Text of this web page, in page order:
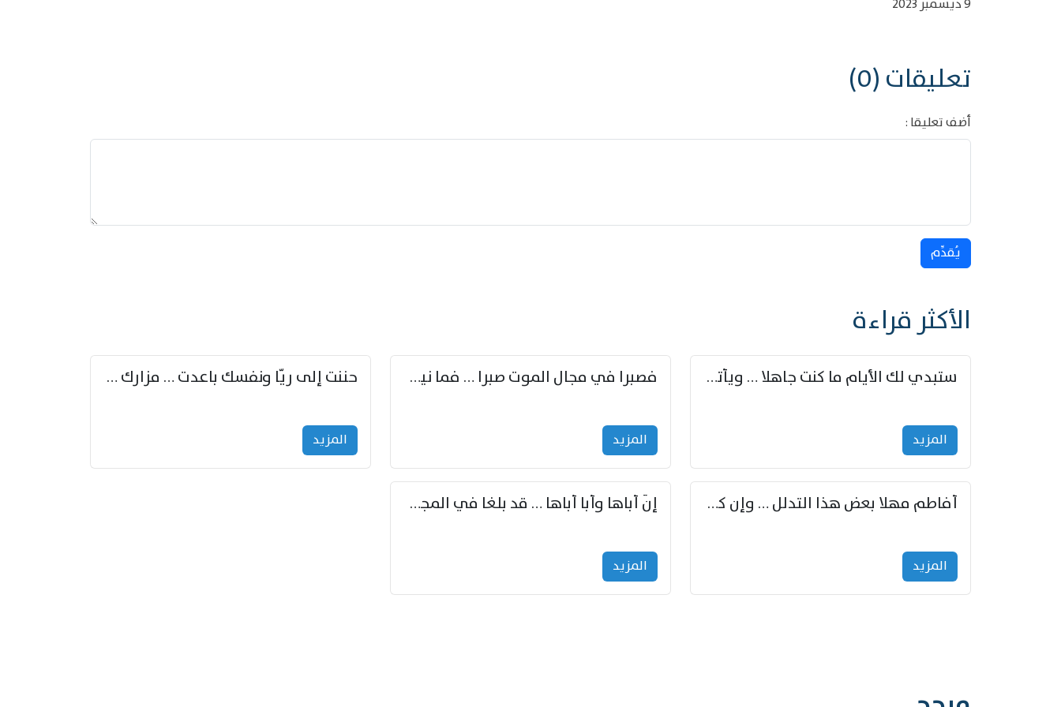
9 ديسمبر 2023
تعليقات (0)
أضف تعليقا :
يُقدِّم
الأكثر قراءة
ستبدي لك الأيام ما كنت جاهلا … ويأتيك بالأخبار من لم تزوّد
المزید
فصبرا في مجال الموت صبرا … فما نيل الخلود بمستطاع
المزید
حننت إلى ريّا ونفسك باعدت … مزارك من ريّا وشعباكما معا
المزید
أفاطم مهلا بعض هذا التدلل … وإن كنت قد أزمعت صرمي فأجملي
المزید
إنّ أباها وأبا أباها … قد بلغا في المجد غايتاها
المزید